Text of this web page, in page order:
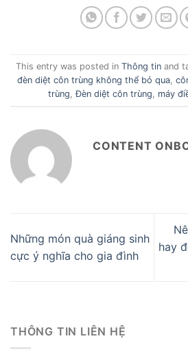
This entry was posted in Thông tin and
đèn diệt côn trùng không thể bỏ qua,
trùng ,Đèn diệt côn trùng máy
CONTENT
Những món quà giáng sinh
cực ý nghĩa cho gia đình
hay
THÔNG TIN LIÊN HỆ